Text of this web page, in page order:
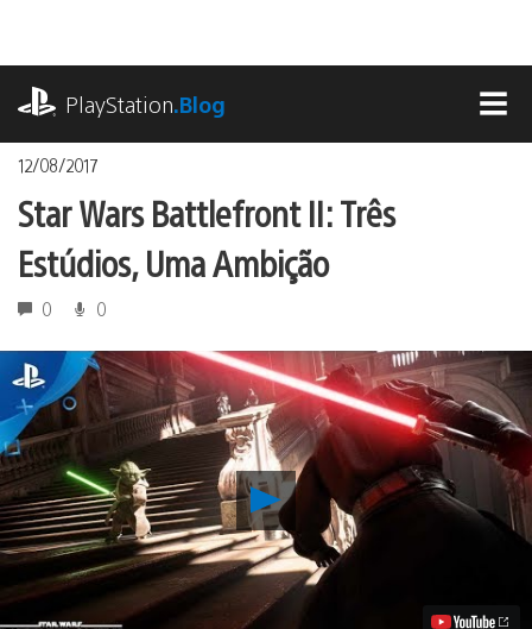
o
conteúdoPlayStation.Blog
12/08/2017
Star Wars Battlefront II: Três
Estúdios, Uma Ambição
0 0
Reproduzir
Star
Wars
Battlefront
II:
Três